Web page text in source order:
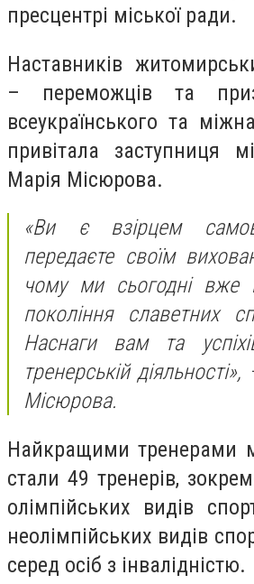
пресцентрі міської ради.
Наставників
– переможців та
всеукраїнського та
привітала заступниця
Марія Місюрова.
«Ви є взірцем
передаєте своїм
чому ми сьогодні
покоління славетних
Наснаги вам та
тренерській
Місюрова.
Найкращими тренерами
стали 49 тренерів,
олімпійських видів
неолімпійських видів
серед осіб з інвалідністю.